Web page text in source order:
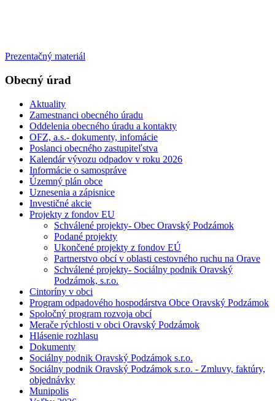
Prezentačný materiál
Obecný úrad
Aktuality
Zamestnanci obecného úradu
Oddelenia obecného úradu a kontakty
OFZ, a.s.- dokumenty, infomácie
Poslanci obecného zastupiteľstva
Kalendár vývozu odpadov v roku 2026
Informácie o samospráve
Územný plán obce
Uznesenia a zápisnice
Investičné akcie
Projekty z fondov EU
Schválené projekty- Obec Oravský Podzámok
Podané projekty
Ukončené projekty z fondov EÚ
Partnerstvo obcí v oblasti cestovného ruchu na Orave
Schválené projekty- Sociálny podnik Oravský
Podzámok, s.r.o.
Cintoríny v obci
Program odpadového hospodárstva Obce Oravský Podzámok
Spoločný program rozvoja obcí
Merače rýchlosti v obci Oravský Podzámok
Hlásenie rozhlasu
Dokumenty
Sociálny podnik Oravský Podzámok s.r.o.
Sociálny podnik Oravský Podzámok s.r.o. - Zmluvy, faktúry,
objednávky
Munipolis